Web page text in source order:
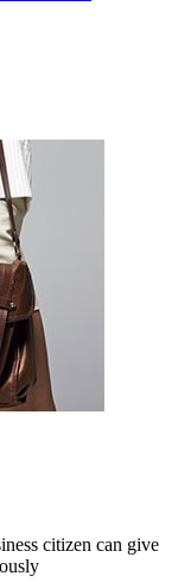
citizen can give